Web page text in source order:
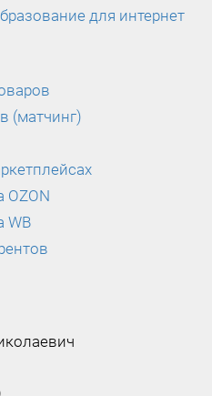
для интернет
(матчинг)
OZON
WB